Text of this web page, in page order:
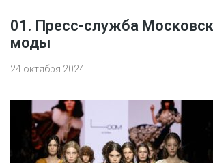
01. Пресс-служба
моды
24 октября 2024